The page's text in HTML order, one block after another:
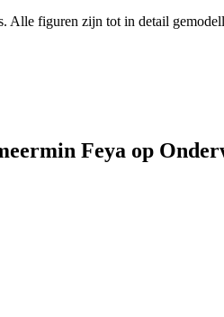
figuren zijn tot in detail
Feya op